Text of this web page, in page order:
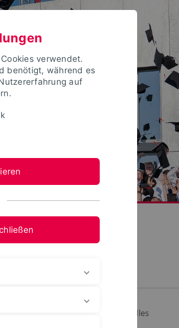
Aktuelles
verwendet.
benötigt, während es
auf